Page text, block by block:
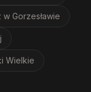
w Gorzesławie
Wielkie